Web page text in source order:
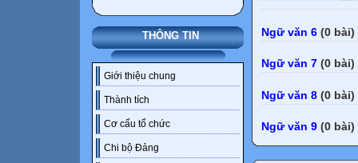
THÔNG TIN
Giới thiệu chung
Thành tích
Cơ cấu tổ chức
Chi bộ Đảng
Ngữ văn 6 (0 bài)
Ngữ văn 7 (0 bài)
Ngữ văn 8 (0 bài)
Ngữ văn 9 (0 bài)